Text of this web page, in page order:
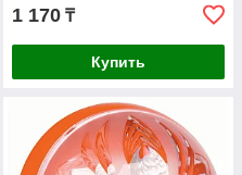
1 170 ₸
Купить